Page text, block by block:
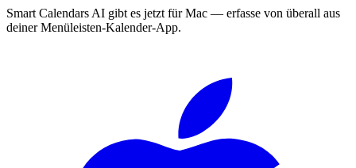
Smart Calendars AI gibt es jetzt für Mac — erfasse von überall aus
deiner Menüleisten-Kalender-App.